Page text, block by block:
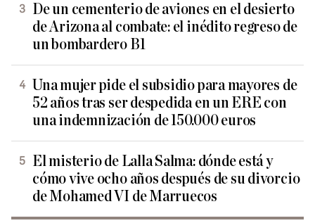
De un cementerio de aviones en el desierto
de Arizona al combate: el inédito regreso de
un bombardero B1
Una mujer pide el subsidio para mayores de
52 años tras ser despedida en un ERE con
una indemnización de 150.000 euros
El misterio de Lalla Salma: dónde está y
cómo vive ocho años después de su divorcio
de Mohamed VI de Marruecos